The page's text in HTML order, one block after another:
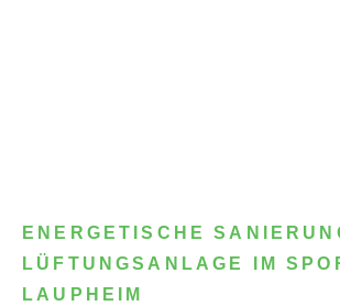
ENERGETISCHE
LÜFTUNGSANLAGE IM
LAUPHEIM